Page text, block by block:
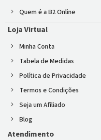
Quem é a B2 Online
Loja Virtual
Minha Conta
Tabela de Medidas
Política de Privacidade
Termos e Condições
Seja um Afiliado
Blog
Atendimento